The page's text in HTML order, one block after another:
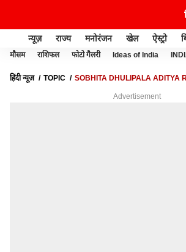
न्यूज़ राज्य मनोरंजन खेल ऐस्ट्रो
मौसम राशिफल फोटो गैलरी Ideas of India
हिंदी न्यूज़ TOPIC SOBHITA DHULIPALA ADITYA
Advertisement